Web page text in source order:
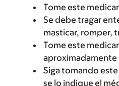
Tome este
Se debe tragar
masticar, romper,
Tome este
aproximadamente
Siga tomando
se lo indique el